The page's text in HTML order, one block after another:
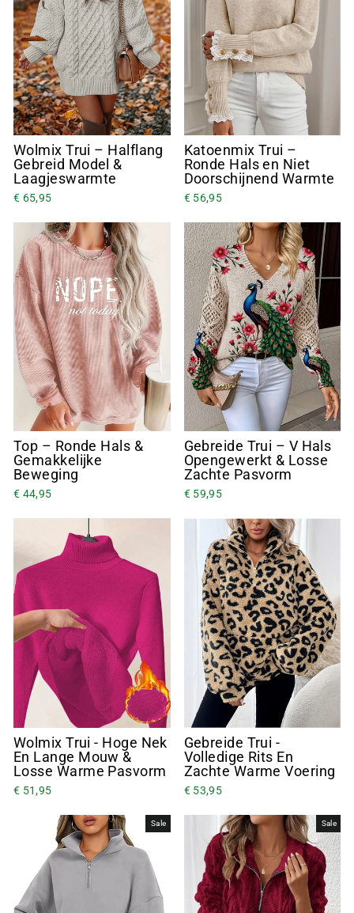
“
Wolmix Trui – Halflang
Gebreid Model &
Laagjeswarmte
€ 65,95
Katoenmix Trui –
Ronde Hals en Niet
Doorschijnend Warmte
€ 56,95
Top – Ronde Hals &
Gemakkelijke
Beweging
€ 44,95
Gebreide Trui – V Hals
Opengewerkt & Losse
Zachte Pasvorm
€ 59,95
Wolmix Trui - Hoge Nek
En Lange Mouw &
Losse Warme Pasvorm
€ 51,95
Gebreide Trui -
Volledige Rits En
Zachte Warme Voering
€ 53,95
Sale Sale